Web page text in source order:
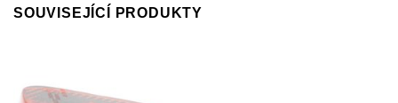
SOUVISEJÍCÍ PRODUKTY